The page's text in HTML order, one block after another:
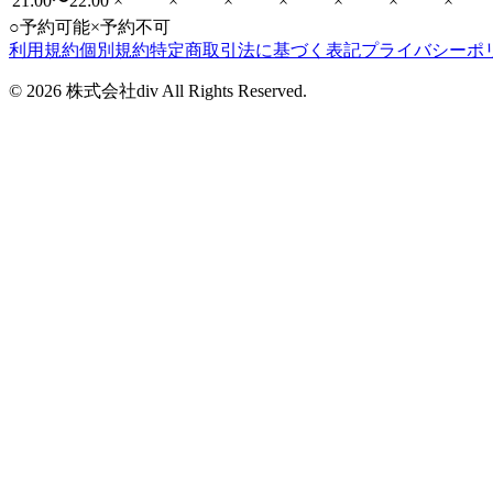
○予約可能×予約不可
利用規約個別規約特定商取引法に基づく表記プライバシーポ
© 2026 株式会社div All Rights Reserved.